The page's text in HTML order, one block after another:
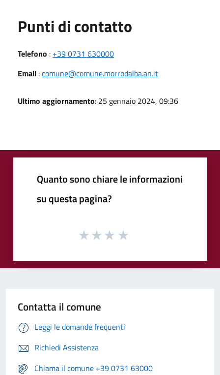
Punti di contatto
Telefono : +39 0731 630000
Email :comune@comune.morrodalba.an.it
Ultimo aggiornamento: 25 gennaio 2024, 09:36
Quanto sono chiare le informazioni
su questa pagina?
Contatta il comune
Leggi le domande frequenti
Richiedi Assistenza
Chiama il comune +39 0731 63000